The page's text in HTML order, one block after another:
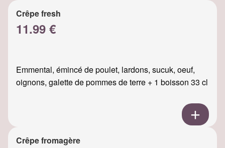
Crêpe fresh
11.99 €
Emmental, émincé de poulet, lardons, sucuk, oeuf,
oignons, galette de pommes de terre + 1 boisson 33 cl
Crêpe fromagère